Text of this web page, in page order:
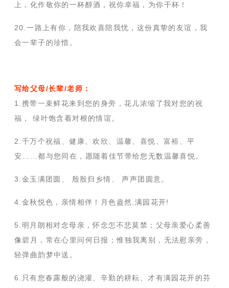
上，化作敬你的一杯醇酒，祝你幸福，为你干杯！
20.一路上有你，陪我欢喜陪我忧，这份真挚的友谊，我
会一辈子的珍惜。
写给父母/长辈/老师：
1.携带一束鲜花来到您的身旁，花儿浓缩了我对您的祝
福， 绿叶饱含着对根的情谊。
2.千万个祝福、健康、欢欣、温馨、喜悦、富裕、平
安……都与您同在，愿随着佳节带给您无数温馨喜悦。
3.金玉满团圆、 殷殷归乡情、 声声团圆意。
4.金秋悦色，亲情相伴！月色盎然,满园花开!
5.明月朗相对念母亲，怀念怎不悲莫禁；父母亲爱心柔善
像碧月，常在心里问何日报；惟独我离别，无法慰亲旁，
轻弹曲韵梦中送。
6.只有您春露般的浇灌、辛勤的耕耘、才有满园花开的芬